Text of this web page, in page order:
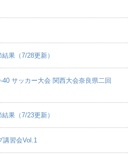
果（7/28更新）
サッカー大会 関西大会奈良県二回
果（7/23更新）
講習会Vol.1